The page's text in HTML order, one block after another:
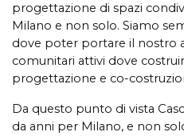
progettazione di spazi
Milano e non solo. Siamo
dove poter portare il nostro
comunitari attivi dove
progettazione e co-
Da questo punto di vista
da anni per Milano, e non